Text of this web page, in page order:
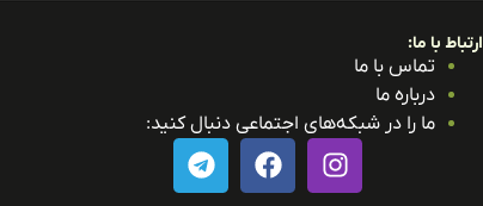
ارتباط با ما:
تماس با ما
درباره ما
ما را در شبکه‌های اجتماعی دنبال کنید: